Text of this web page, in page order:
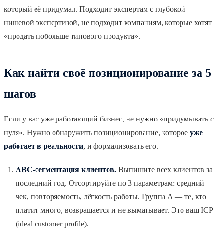
который её придумал. Подходит экспертам с глубокой
нишевой экспертизой, не подходит компаниям, которые хотят
«продать побольше типового продукта».
Как найти своё позиционирование за 5
шагов
Если у вас уже работающий бизнес, не нужно «придумывать с
нуля». Нужно обнаружить позиционирование, которое уже
работает в реальности, и формализовать его.
ABC-сегментация клиентов. Выпишите всех клиентов за
последний год. Отсортируйте по 3 параметрам: средний
чек, повторяемость, лёгкость работы. Группа A — те, кто
платит много, возвращается и не выматывает. Это ваш ICP
(idеal customer profile).